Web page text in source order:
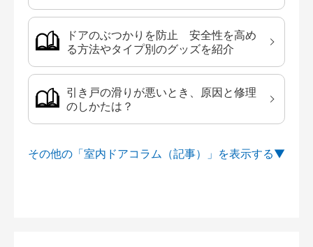
ドアのぶつかりを防止 安全性を高め
る方法やタイプ別のグッズを紹介
引き戸の滑りが悪いとき、原因と修理
のしかたは？
その他の「室内ドアコラム（記事）」を